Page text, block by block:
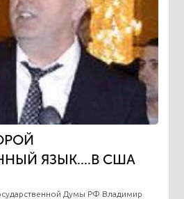
ЯЗЫК....В США
Думы РФ Владимир